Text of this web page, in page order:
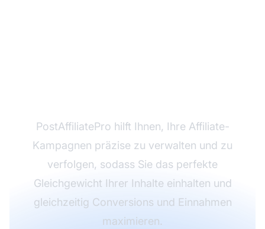
PostAffiliatePro hilft Ihnen, Ihre Affiliate-
Kampagnen präzise zu verwalten und zu
verfolgen, sodass Sie das perfekte
Gleichgewicht Ihrer Inhalte einhalten und
gleichzeitig Conversions und Einnahmen
maximieren.